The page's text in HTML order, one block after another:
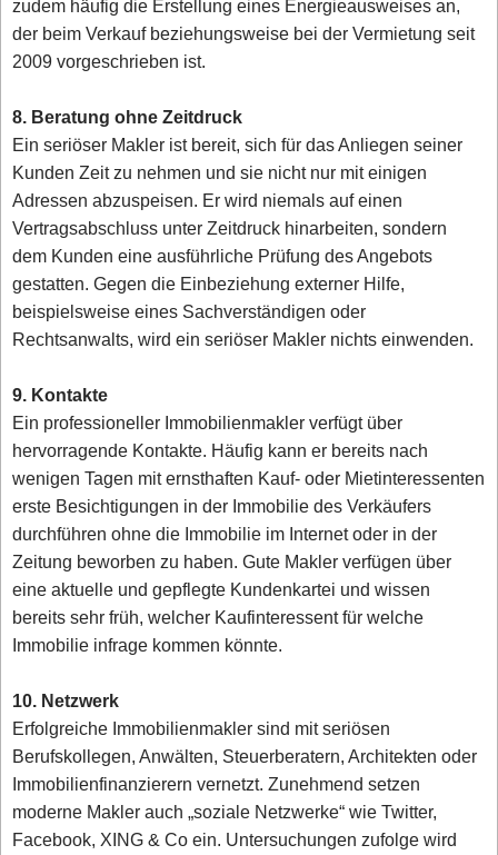
zudem häufig die Erstellung eines Energieausweises an,
der beim Verkauf beziehungsweise bei der Vermietung seit
2009 vorgeschrieben ist.
8. Beratung ohne Zeitdruck
Ein seriöser Makler ist bereit, sich für das Anliegen seiner
Kunden Zeit zu nehmen und sie nicht nur mit einigen
Adressen abzuspeisen. Er wird niemals auf einen
Vertragsabschluss unter Zeitdruck hinarbeiten, sondern
dem Kunden eine ausführliche Prüfung des Angebots
gestatten. Gegen die Einbeziehung externer Hilfe,
beispielsweise eines Sachverständigen oder
Rechtsanwalts, wird ein seriöser Makler nichts einwenden.
9. Kontakte
Ein professioneller Immobilienmakler verfügt über
hervorragende Kontakte. Häufig kann er bereits nach
wenigen Tagen mit ernsthaften Kauf- oder Mietinteressenten
erste Besichtigungen in der Immobilie des Verkäufers
durchführen ohne die Immobilie im Internet oder in der
Zeitung beworben zu haben. Gute Makler verfügen über
eine aktuelle und gepflegte Kundenkartei und wissen
bereits sehr früh, welcher Kaufinteressent für welche
Immobilie infrage kommen könnte.
10. Netzwerk
Erfolgreiche Immobilienmakler sind mit seriösen
Berufskollegen, Anwälten, Steuerberatern, Architekten oder
Immobilienfinanzierern vernetzt. Zunehmend setzen
moderne Makler auch „soziale Netzwerke“ wie Twitter,
Facebook, XING & Co ein. Untersuchungen zufolge wird